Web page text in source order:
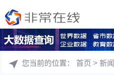
您当前的位置：首页 >新闻